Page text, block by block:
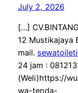
July 2, 2026
[…]
12 Mustikajaya
mail.
24 jam :
(Weli)https://
wa-tenda-